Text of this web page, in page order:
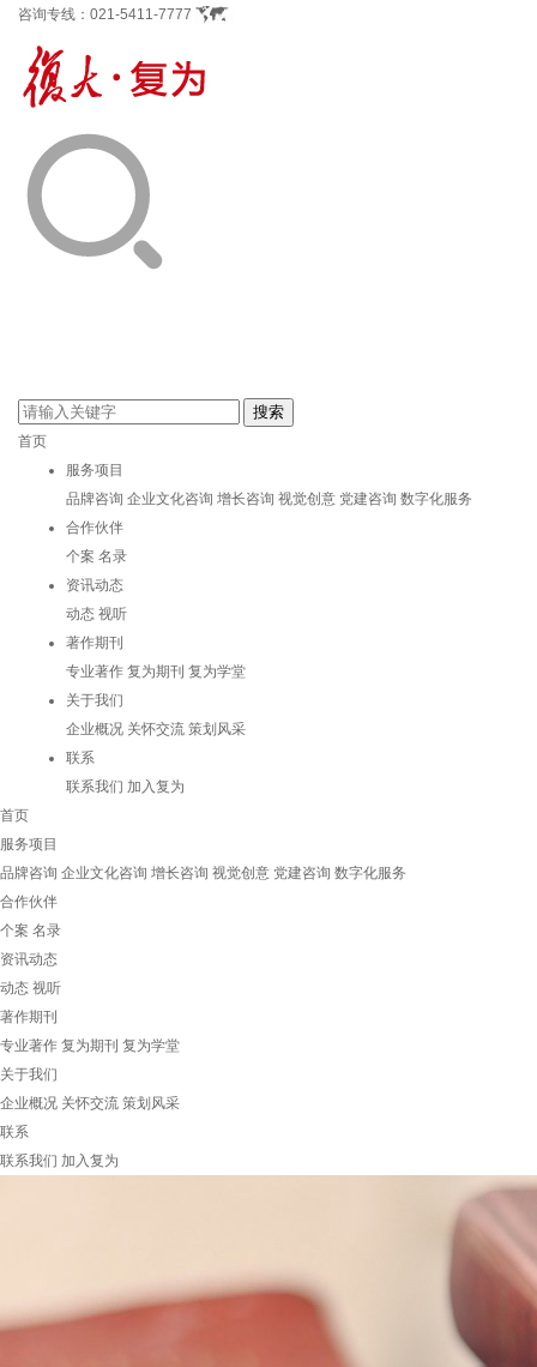
咨询专线： 021-5411-7777
首页
服务项目
品牌咨询 企业文化咨询 增长咨询 视觉创意 党建咨询 数字化服务
合作伙伴
个案 名录
资讯动态
动态 视听
著作期刊
专业著作 复为期刊 复为学堂
关于我们
企业概况 关怀交流 策划风采
联系
联系我们 加入复为
首页
服务项目
品牌咨询 企业文化咨询 增长咨询 视觉创意 党建咨询 数字化服务
合作伙伴
个案 名录
资讯动态
动态 视听
著作期刊
专业著作 复为期刊 复为学堂
关于我们
企业概况 关怀交流 策划风采
联系
联系我们 加入复为